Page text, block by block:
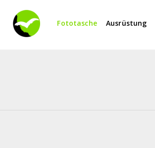
Fototasche Ausrüstung